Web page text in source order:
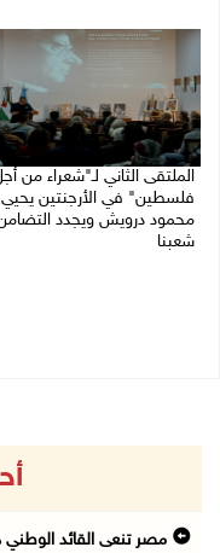
الملتقى الثاني لـ"شعراء من
فلسطين" في الأرجنتين
محمود درويش ويجدد
شعبنا
مصر تنعى القائد الوطني